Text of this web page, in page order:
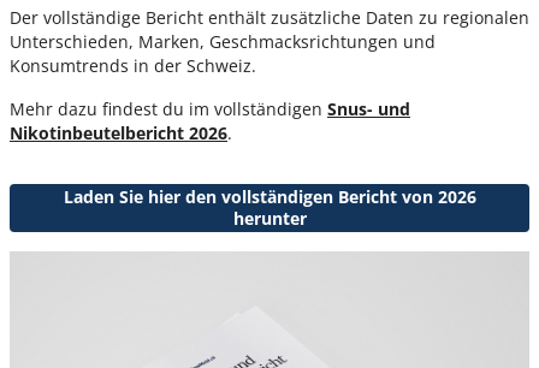
Der vollständige Bericht enthält zusätzliche Daten zu regionalen
Unterschieden, Marken, Geschmacksrichtungen und
Konsumtrends in der Schweiz.
Mehr dazu findest du im vollständigen Snus- und
Nikotinbeutelbericht 2026.
Laden Sie hier den vollständigen Bericht von 2026
herunter